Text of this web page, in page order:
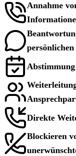
Annahme
Direkte
Blockieren